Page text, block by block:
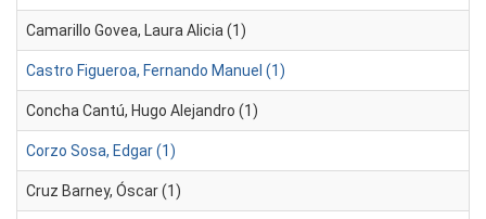
Camarillo Govea, Laura Alicia (1)
Castro Figueroa, Fernando Manuel (1)
Concha Cantú, Hugo Alejandro (1)
Corzo Sosa, Edgar (1)
Cruz Barney, Óscar (1)